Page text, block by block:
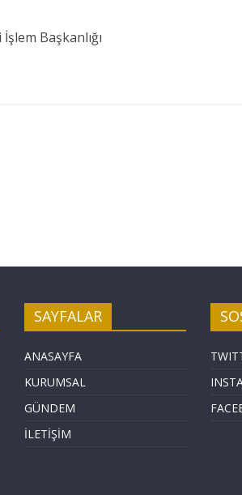
Başkanlığı
SAYFALAR
ANASAYFA
KURUMSAL
GÜNDEM
İLETİŞİM